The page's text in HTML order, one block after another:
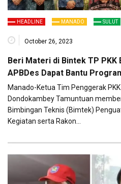
HEADLINE MANADO SULUT
October 26, 2023
Beri Materi di Bintek TP PKK
APBDes Dapat Bantu
Manado-Ketua Tim Penggerak
Dondokambey Tamuntuan
Bimbingan Teknis (Bimtek)
Kegiatan serta Rakon…